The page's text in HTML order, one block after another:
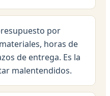
por
horas de
de entrega. Es la
malentendidos.